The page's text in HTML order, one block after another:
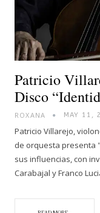
Patricio
Disco
ROXANA MAY 11,
Patricio Villarejo,
de orquesta presenta
sus influencias, con
Carabajal y Franco